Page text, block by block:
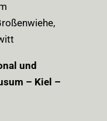
und
– Kiel –